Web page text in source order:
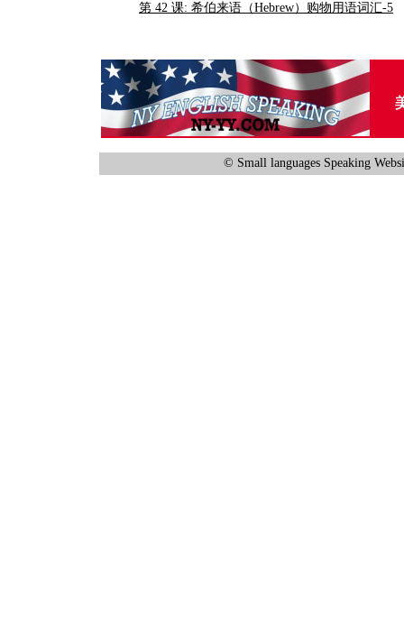
第 42 课: 希伯来语（Hebrew）购物用语词汇-5
© Small languages Speaking